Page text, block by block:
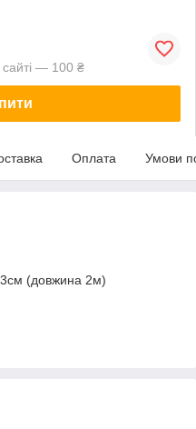
— 100 ₴
Оплата Умови
(довжина 2м)